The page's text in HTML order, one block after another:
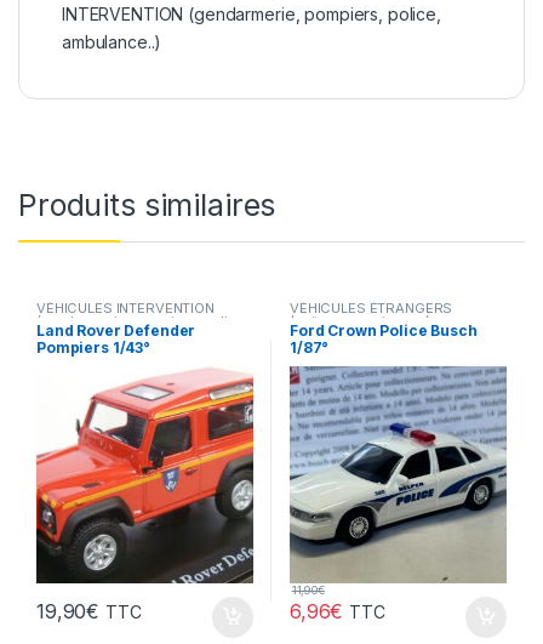
INTERVENTION (gendarmerie, pompiers, police,
ambulance..)
Produits similaires
VÉHICULES INTERVENTION
(gendarmerie, pompiers, police,
ambulance..)
Land Rover Defender
Pompiers 1/43°
19,90€ TTC
VÉHICULES ÉTRANGERS
(voitures,camions ...),
VÉHICULES INTERVENTION
(gendarmerie, pompiers, police,
Ford Crown Police Busch
1/87°
6,96€
11,90€
TTC